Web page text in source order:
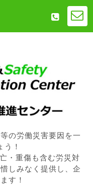
の労働災害要因を一
！
・重傷も含む労災対
しみなく提供し、企
す！